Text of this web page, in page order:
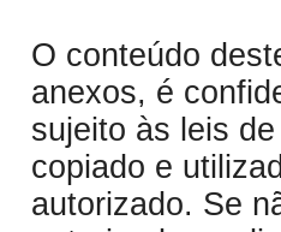
O conteúdo
anexos, é
sujeito às leis
copiado e
autorizado. Se